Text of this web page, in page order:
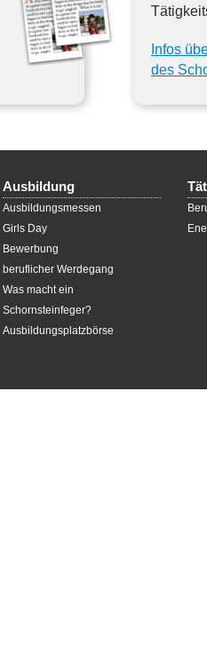
Infos
des
Ausbildung
Ausbildungsmessen
Girls Day
Bewerbung
beruflicher Werdegang
Was macht ein
Schornsteinfeger?
Ausbildungsplatzbörse